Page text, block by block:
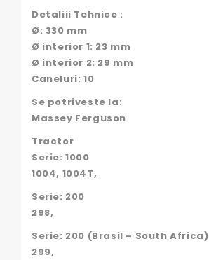
Detaliii Tehnice :
Ø: 330 mm
Ø interior 1: 23 mm
Ø interior 2: 29 mm
Caneluri: 10
Se potriveste la:
Massey Ferguson
Tractor
Serie: 1000
1004, 1004T,
Serie: 200
298,
Serie: 200 (Brasil – South Africa)
299,